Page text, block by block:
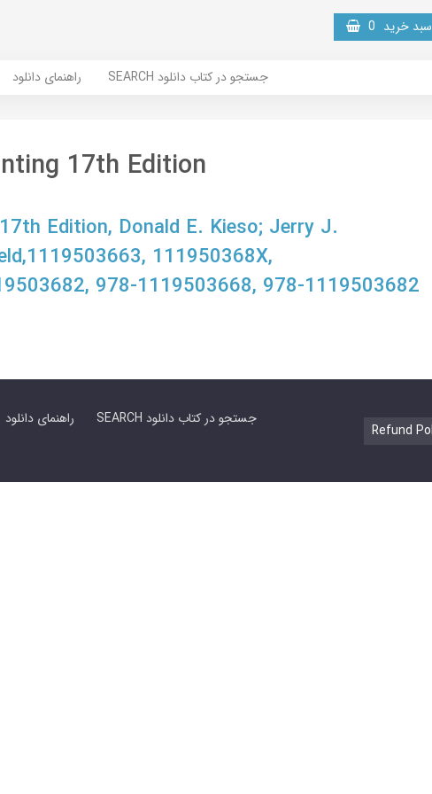
سبد خرید 0
راهنمای دانلود SEARCH جستجو در کتاب دانلود
17th Edition
Edition, Donald E. Kieso; Jerry J.
111950368X,
978-1119503668, 978-1119503682
راهنمای دانلود SEARCH جستجو در کتاب دانلود